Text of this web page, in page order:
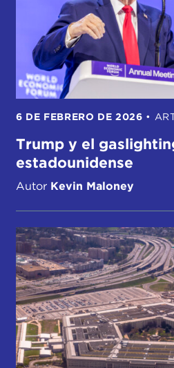
6 DE FEBRERO DE 2026 •
Trump y el
estadounidense
Autor Kevin Maloney